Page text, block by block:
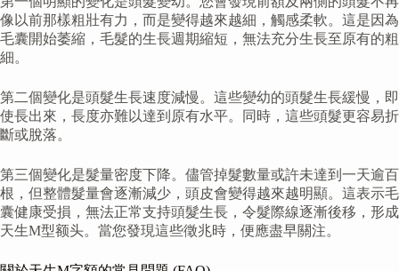
像以前那樣粗壯有力，而是變得越來越細，觸感柔軟。這是因為
毛囊開始萎縮，毛髮的生長週期縮短，無法充分生長至原有的粗
細。
第二個變化是頭髮生長速度減慢。這些變幼的頭髮生長緩慢，即
使長出來，長度亦難以達到原有水平。同時，這些頭髮更容易折
斷或脫落。
第三個變化是髮量密度下降。儘管掉髮數量或許未達到一天逾百
根，但整體髮量會逐漸減少，頭皮會變得越來越明顯。這表示毛
囊健康受損，無法正常支持頭髮生長，令髮際線逐漸後移，形成
天生M型额头。當您發現這些徵兆時，便應盡早關注。